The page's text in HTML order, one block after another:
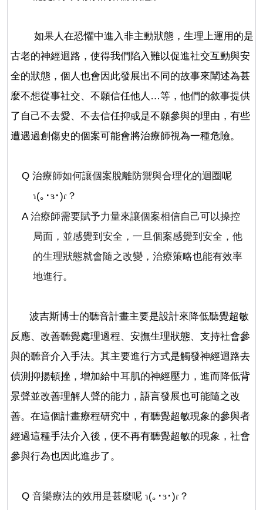
如果人在恐懼中進入非主動狀態，生理上運用的是
古老的神經迴路，使得我們陷入難以促進社交互動與安
全的狀態，個人也會因此發展出不同的故事來闡述為甚
麼不想從事社交、不願信任他人 …等，他們的敘事提供
了自己不去愛、不去信任抑或是不願參與的理由，有些
遭遇過創傷史的個案可能會將治療師視為一種危險。
Q 治療師如何讓個案脫離防禦與合理化的迴圈呢
ɿ(｡･ɜ･)ɾ？
A治療師需要賦予力量來讓個案相信自己可以操控
局面，並感覺到安全，一旦個案感覺到安全，他
的生理狀態就會隨之改變，治療策略也能有效率
地進行。
波吉斯博士的聽音計畫主要是設計來降低聽覺超敏
反應、改善聽覺處理過程、安撫生理狀態、支持社會參
與的聽音介入手法。其主要進行方式是觸發神經迴路去
偵測抑揚頓挫，增加給中耳肌的神經壓力，進而降低背
景聲並改善理解人聲的能力，語言發展也可能隨之改
善。在這個計畫療程研究中，有聽覺超敏現象的參與者
經過這種手法介入後，便不再有聽覺超敏的現象，社會
參與行為也因此進步了。
Q 音樂療法的效用是甚麼呢 ɿ(｡･ɜ･)ɾ？